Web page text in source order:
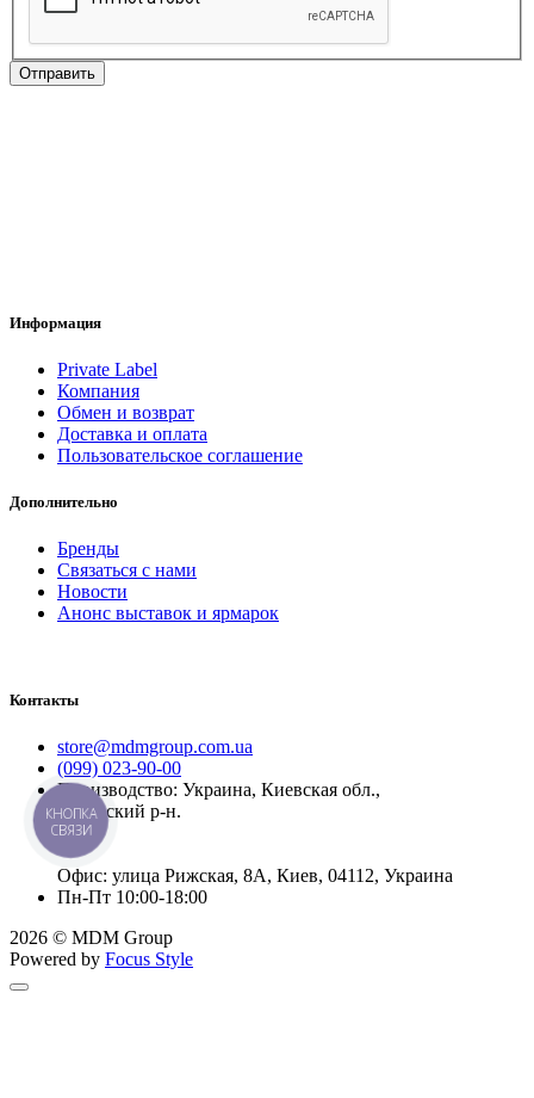
Отправить
Информация
Private Label
Компания
Обмен и возврат
Доставка и оплата
Пользовательское соглашение
Дополнительно
Бренды
Связаться с нами
Новости
Анонс выставок и ярмарок
Контакты
store@mdmgroup.com.ua
(099) 023-90-00
Производство: Украина, Киевская обл.,
Бучанский р-н.
Офис: улица Рижская, 8А, Киев, 04112, Украина
Пн-Пт 10:00-18:00
2026 © MDM Group
Powered by Focus Style
КНОПКА
СВЯЗИ